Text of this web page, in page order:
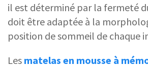
il est déterminé par la fermeté
doit être adaptée à la
position de sommeil de chaque
Les matelas en mousse à